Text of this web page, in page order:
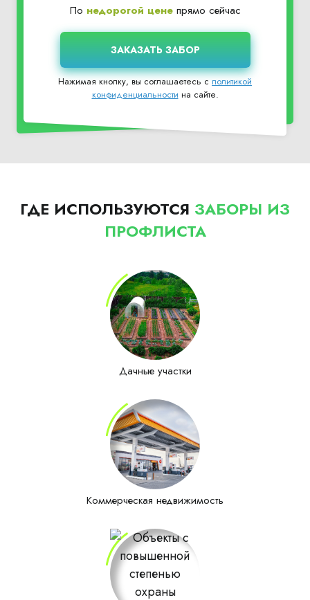
По недорогой ценепрямо сейчас
Нажимая кнопку, вы соглашаетесь сполитикой
конфиденциальности на сайте.
ГДЕ ИСПОЛЬЗУЮТСЯ ЗАБОРЫ ИЗ
ПРОФЛИСТА
Дачные участки
Коммерческая недвижимость